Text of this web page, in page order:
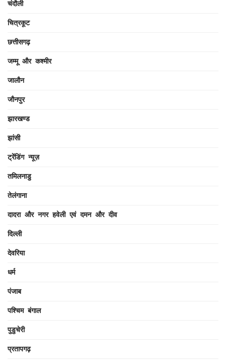
चंदौली
चित्रकूट
छत्तीसगढ़
जम्मू और कश्मीर
जालौन
जौनपुर
झारखण्ड
झांसी
ट्रेंडिंग न्यूज़
तमिलनाडु
तेलंगाना
दादरा और नगर हवेली एवं दमन और दीव
दिल्ली
देवरिया
धर्म
पंजाब
पश्चिम बंगाल
पुडुचेरी
प्रतापगढ़